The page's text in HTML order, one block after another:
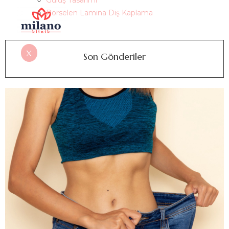
X
Porselen Lamina Diş Kaplama
Son Gönderiler